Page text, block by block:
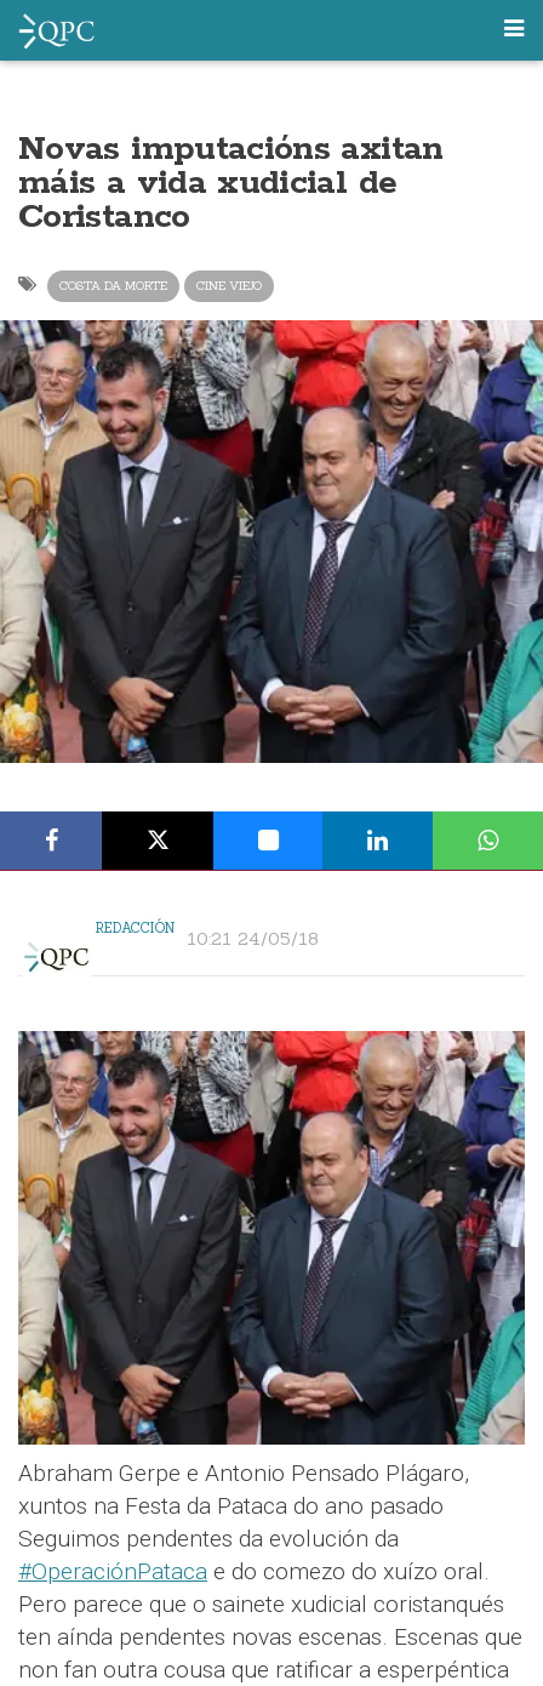
Novas imputacións axitan
máis a vida xudicial de
Coristanco
COSTA DA MORTE CINE VIEJO
REDACCIÓN 10:21 24/05/18
Abraham Gerpe e Antonio Pensado Plágaro,
xuntos na Festa da Pataca do ano pasado
Seguimos pendentes da evolución da
#OperaciónPataca e do comezo do xuízo oral.
Pero parece que o sainete xudicial coristanqués
ten aínda pendentes novas escenas. Escenas que
non fan outra cousa que ratificar a esperpéntica